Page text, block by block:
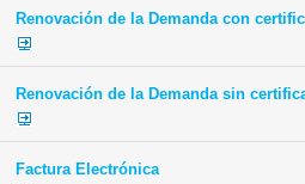
Renovación de la Demanda con
Renovación de la Demanda sin
Factura Electrónica